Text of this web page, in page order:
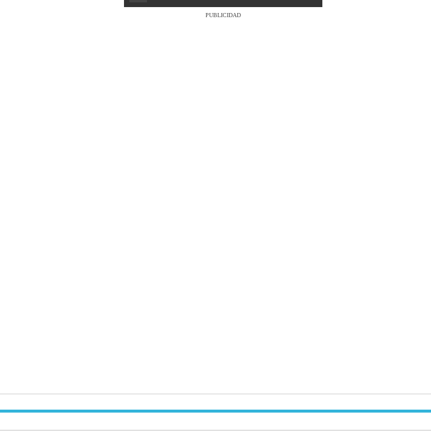
PUBLICIDAD